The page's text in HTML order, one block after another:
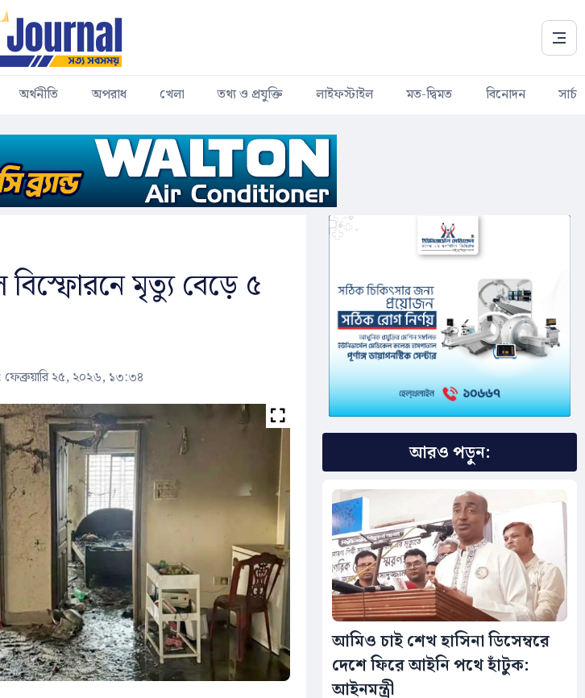
অর্থনীতি অপরাধ খেলা তথ্য ও প্রযুক্তি লাইফস্টাইল মত-দ্বিমত বিনোদন সার্চ
বিস্ফোরনে মৃত্যু বেড়ে ৫
২৫, ২০২৬, ১৩:৩৪
আরও পড়ুন:
আমিও চাই শেখ হাসিনা ডিসেম্বরে
দেশে ফিরে আইনি পথে হাঁটুক:
আইনমন্ত্রী